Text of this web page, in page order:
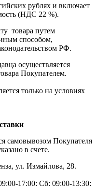
рублях и включает
(НДС 22 %).
товара путем
способом,
РФ.
осуществляется
Покупателем.
только на условиях
самовывозом Покупателя
в счете.
ул. Измайлова, 28.
17:00; Сб: 09:00-13:30;